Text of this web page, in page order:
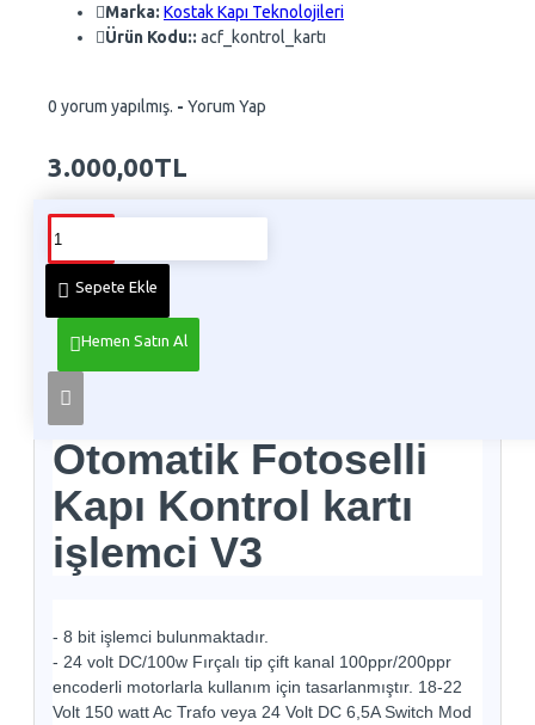
Marka: Kostak Kapı Teknolojileri
Ürün Kodu:: acf_kontrol_kartı
0 yorum yapılmış. - Yorum Yap
3.000,00TL
Sepete Ekle
Hemen Satın Al
Whatsapp Sipariş
Telefon İle Sipariş
Ürün Bilgisi
Otomatik Fotoselli
Kapı Kontrol kartı
işlemci V3
- 8 bit işlemci bulunmaktadır.
- 24 volt DC/100w Fırçalı tip çift kanal 100ppr/200ppr
encoderli motorlarla kullanım için tasarlanmıştır. 18-22
Volt 150 watt Ac Trafo veya 24 Volt DC 6,5A Switch Mod